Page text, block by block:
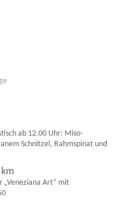
ab 12.00 Uhr: Miso-
Schnitzel, Rahmspinat und
„Veneziana Art“ mit